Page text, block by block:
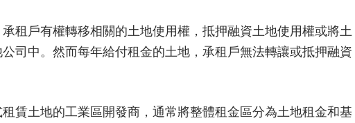
租戶有權轉移相關的土地使用權，抵押融資土地使用權或將土
司中。然而每年給付租金的土地，承租戶無法轉讓或抵押融資
賃土地的工業區開發商，通常將整體租金區分為土地租金和基